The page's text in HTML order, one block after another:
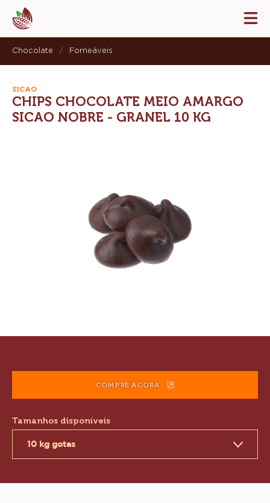
Skip
to
main
content
Chocolate / Forneáveis
SICAO
CHIPS CHOCOLATE MEIO AMARGO
SICAO NOBRE - GRANEL 10 KG
information
COMPRE AGORA
WINDOW)
Tamanhos disponíveis
10 kg gotas